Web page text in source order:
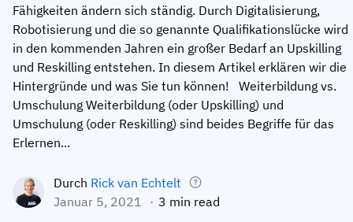
Schulungshistorie
Zertifikate & Lizenzen
Frontline Skills App
Compliance
Mitarbeiterbereitschaft
Ausbildungskoordinator
Betriebsleiter
ICT-Manager
Auditor
Lebensmittelproduktion
Intersnack
JDE Coffee
Syngenta
Lenzing
Wissensdatenbank
AG5-Status
Unterstützung
Unternehmen
Kontaktieren Sie uns
Fähigkeiten ändern sich ständig. Durch Digitalisierung,
Robotisierung und die so genannte Qualifikationslücke wird
in den kommenden Jahren ein großer Bedarf an Upskilling
und Reskilling entstehen. In diesem Artikel erklären wir die
Hintergründe und was Sie tun können! Weiterbildung vs.
Umschulung Weiterbildung (oder Upskilling) und
Umschulung (oder Reskilling) sind beides Begriffe für das
Erlernen...
Durch Rick van Echtelt
Januar 5, 2021
3 min read